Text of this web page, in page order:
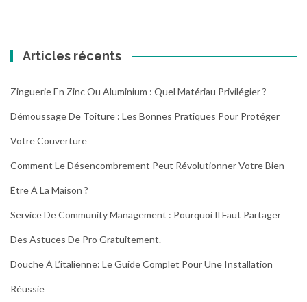
Articles récents
Zinguerie En Zinc Ou Aluminium : Quel Matériau Privilégier ?
Démoussage De Toiture : Les Bonnes Pratiques Pour Protéger
Votre Couverture
Comment Le Désencombrement Peut Révolutionner Votre Bien-
Être À La Maison ?
Service De Community Management : Pourquoi Il Faut Partager
Des Astuces De Pro Gratuitement.
Douche À L’italienne: Le Guide Complet Pour Une Installation
Réussie